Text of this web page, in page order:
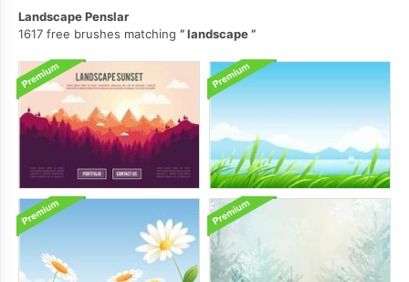
Landscape Penslar
1617 free brushes matching
landscape